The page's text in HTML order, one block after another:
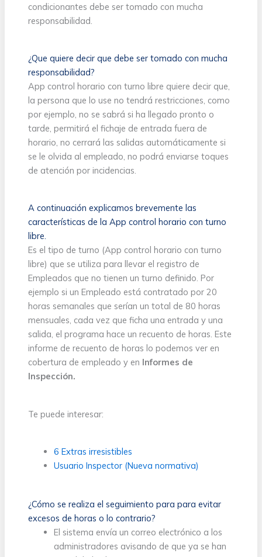
condicionantes debe ser tomado con mucha
responsabilidad.
¿Que quiere decir que debe ser tomado con mucha
responsabilidad?
App control horario con turno libre quiere decir que,
la persona que lo use no tendrá restricciones, como
por ejemplo, no se sabrá si ha llegado pronto o
tarde, permitirá el fichaje de entrada fuera de
horario, no cerrará las salidas automáticamente si
se le olvida al empleado, no podrá enviarse toques
de atención por incidencias.
A continuación explicamos brevemente las
características de la App control horario con turno
libre.
Es el tipo de turno (App control horario con turno
libre) que se utiliza para llevar el registro de
Empleados que no tienen un turno definido. Por
ejemplo si un Empleado está contratado por 20
horas semanales que serían un total de 80 horas
mensuales, cada vez que ficha una entrada y una
salida, el programa hace un recuento de horas. Este
informe de recuento de horas lo podemos ver en
cobertura de empleado y en Informes de
Inspección.
Te puede interesar:
6 Extras irresistibles
Usuario Inspector (Nueva normativa)
¿Cómo se realiza el seguimiento para para evitar
excesos de horas o lo contrario?
El sistema envía un correo electrónico a los
administradores avisando de que ya se han